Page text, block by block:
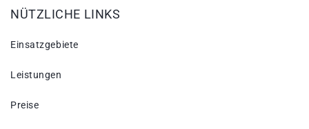
NÜTZLICHE LINKS
Einsatzgebiete
Leistungen
Preise